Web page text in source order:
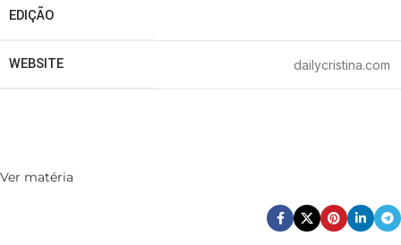
EDIÇÃO
WEBSITE dailycristina.com
Ver matéria